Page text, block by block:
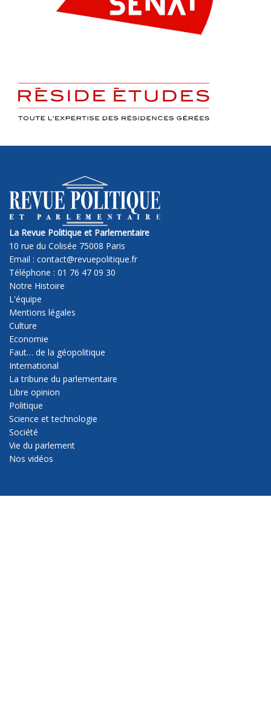
La Revue Politique et Parlementaire
10 rue du Colisée 75008 Paris
Email : contact@revuepolitique.fr
Téléphone : 01 76 47 09 30
Notre Histoire
L'équipe
Mentions légales
Culture
Economie
Faut… de la géopolitique
International
La tribune du parlementaire
Libre opinion
Politique
Science et technologie
Société
Vie du parlement
Nos vidéos